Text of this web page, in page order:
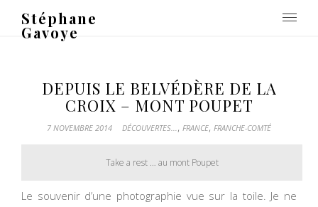
Stéphane
Gavoye
DEPUIS LE BELVÉDÈRE DE LA
CROIX – MONT POUPET
7 NOVEMBRE 2014 DÉCOUVERTES..., FRANCE, FRANCHE-COMTÉ
Take a rest … au mont Poupet
Le souvenir d’une photographie vue sur la toile. Je ne